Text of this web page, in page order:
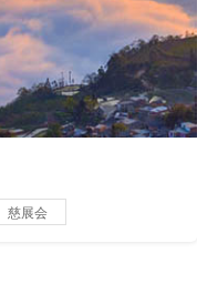
慈展会